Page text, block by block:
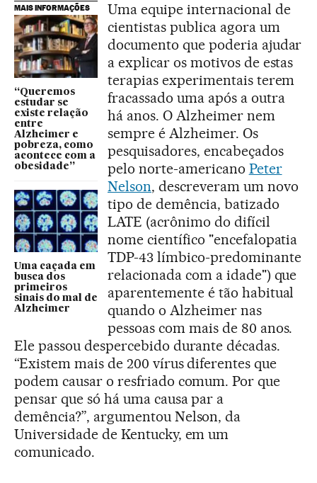
MAIS INFORMAÇÕES
“Queremos
estudar se
existe relação
entre
Alzheimer e
pobreza, como
acontece com a
obesidade”
Uma caçada em
busca dos
primeiros
sinais do mal de
Alzheimer
Uma equipe internacional de
cientistas publica agora um
documento que poderia ajudar
a explicar os motivos de estas
terapias experimentais terem
fracassado uma após a outra
há anos. O Alzheimer nem
sempre é Alzheimer. Os
pesquisadores, encabeçados
pelo norte-americano Peter
Nelson, descreveram um novo
tipo de demência, batizado
LATE (acrônimo do difícil
nome científico "encefalopatia
TDP-43 límbico-predominante
relacionada com a idade") que
aparentemente é tão habitual
quando o Alzheimer nas
pessoas com mais de 80 anos.
Ele passou despercebido durante décadas.
“Existem mais de 200 vírus diferentes que
podem causar o resfriado comum. Por que
pensar que só há uma causa par a
demência?”, argumentou Nelson, da
Universidade de Kentucky, em um
comunicado.